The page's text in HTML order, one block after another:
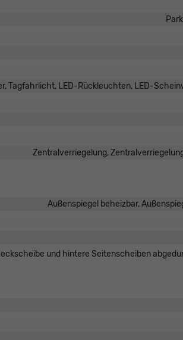
Tagfahrlicht, LED-Rückleuchten, LED-
Zentralverriegelung,
Außenspiegel beheizbar,
und hintere Seitenscheiben